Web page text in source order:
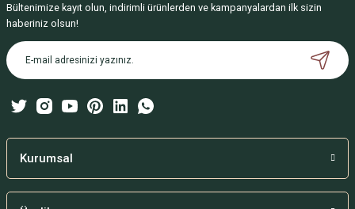
Silikon Şiş Ucu Koruyucu
80,00 TL
Bültenimize kayıt olun, indirimli ürünlerden ve kampanyalardan ilk sizin
haberiniz olsun!
Kurumsal